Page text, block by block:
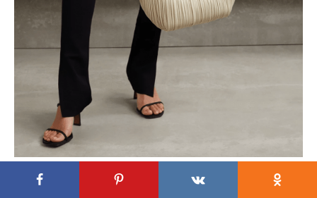
Photo: Gorunway.com, net-a-porter / Bottega